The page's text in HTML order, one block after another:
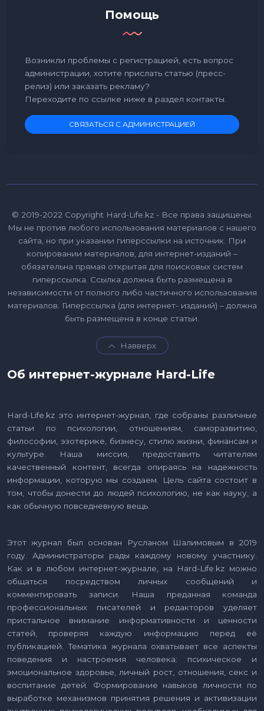
Помощь
Возникли проблемы с регистрацией, есть вопрос
администрации, хотите прислать статью (пресс-
релиз) или заказать рекламу?
Переходите по ссылке ниже в раздел контакты.
СВЯЗАТЬСЯ С АДМИНИСТРАЦИЕЙ
© 2019-2022 Copyright Hard-Life.kz - Все права защищены.
Мы не против любого использования материалов с нашего
сайта, но при указании гиперссылки на источник. При
копировании материалов, для интернет-изданий –
обязательна прямая открытая для поисковых систем
гиперссылка. Ссылка должна быть размещена в
независимости от полного либо частичного использования
материалов. Гиперссылка (для интернет- изданий) – должна
быть размещена в конце статьи.
Навверх
Об интернет-журнале Hard-Life
Hard-Life.kz это интернет-журнал, где собраны различные
статьи по психологии, отношениям, саморазвитию,
философии, эзотерике, бизнесу, стилю жизни, финансам и
культуре. Наша миссия, предоставить читателям
качественный контент, всегда опираясь на надежность
информации, которую мы создаем. Цель сайта состоит в
том, чтобы донести до людей психологию, не как науку, а
как обычную повседневную вещь.
Этот журнал был основан Русланом Шалимовым в 2019
году. Администраторы рады каждому новому участнику.
Как и в любом интернет-журнале, на Hard-Life.kz можно
общаться посредством личных сообщений и
комментировать записи. Наша преданная команда
профессиональных писателей и редакторов уделяет
пристальное внимание информативности и ценности
статей, проверяя каждую информацию перед её
публикацией. Тематика журнала охватывает все аспекты
поведения и настроения человека: психическое и
эмоциональное здоровье, личный рост, отношения, секс и
воспитание детей. Формирование навыков личности по
выработке механизмов принятия решения и активизации